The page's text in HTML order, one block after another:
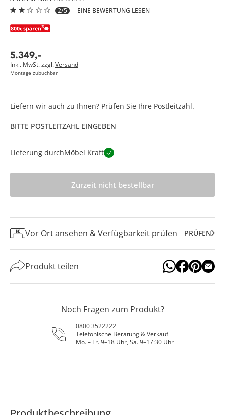
2/5
EINE BEWERTUNG LESEN
5.349,-
Inkl. MwSt. zzgl.Versand
Montage zubuchbar
Liefern wir auch zu Ihnen? Prüfen Sie Ihre Postleitzahl.
BITTE POSTLEITZAHL EINGEBEN
Lieferung durchMöbel Kraft
Zurzeit nicht bestellbar
Vor Ort ansehen & Verfügbarkeit prüfen PRÜFEN
Produkt teilen
Noch Fragen zum Produkt?
0800 3522222
Telefonische Beratung & Verkauf
Mo. – Fr. 9–18 Uhr, Sa. 9–17:30 Uhr